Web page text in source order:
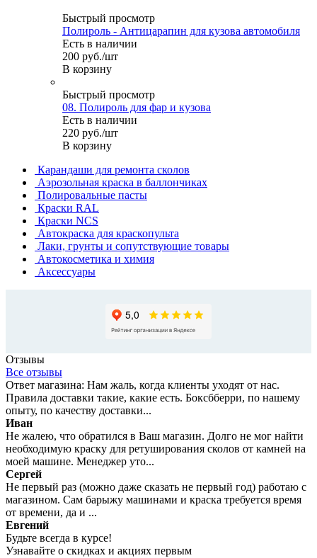
Быстрый просмотр
Полироль - Антицарапин для кузова автомобиля
Есть в наличии
200 руб./шт
В корзину
Быстрый просмотр
08. Полироль для фар и кузова
Есть в наличии
220 руб./шт
В корзину
Карандаши для ремонта сколов
Аэрозольная краска в баллончиках
Полировальные пасты
Краски RAL
Краски NCS
Автокраска для краскопульта
Лаки, грунты и сопутствующие товары
Автокосметика и химия
Аксессуары
Отзывы
Все отзывы
Ответ магазина: Нам жаль, когда клиенты уходят от нас.
Правила доставки такие, какие есть. Боксбберри, по нашему
опыту, по качеству доставки...
Иван
Не жалею, что обратился в Ваш магазин. Долго не мог найти
необходимую краску для ретуширования сколов от камней на
моей машине. Менеджер уто...
Сергей
Не первый раз (можно даже сказать не первый год) работаю с
магазином. Сам барыжу машинами и краска требуется время
от времени, да и ...
Евгений
Будьте всегда в курсе!
Узнавайте о скидках и акциях первым